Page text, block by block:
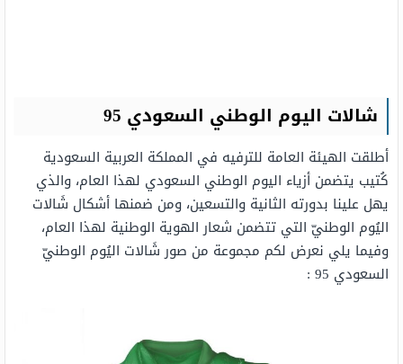
شالات اليوم الوطني السعودي 95
أطلقت الهيئة العامة للترفيه في المملكة العربية السعودية
كُتيب يتضمن أزياء اليوم الوطني السعودي لهذا العام، والذي
يهل علينا بدورته الثانية والتسعين، ومن ضمنها أشكال شَالات
اليُوم الوطنيّ التي تتضمن شعار الهوية الوطنية لهذا العام،
وفيما يلي نعرض لكم مجموعة من صور شَالات اليُوم الوطنيّ
السعودي 95 :